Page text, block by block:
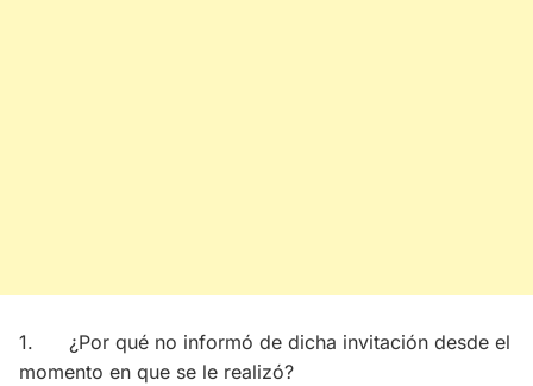
1. ¿Por qué no informó de dicha invitación desde el
momento en que se le realizó?